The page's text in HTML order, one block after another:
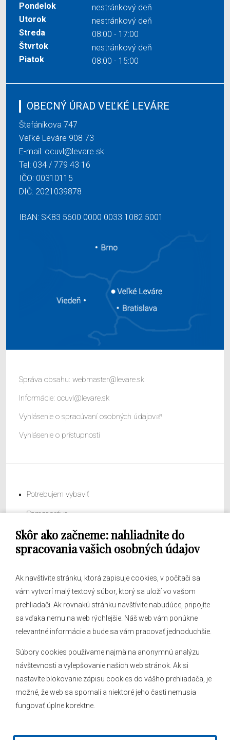
Skôr ako začneme: nahliadnite do
spracovania vašich osobných údajov
Ak navštívite stránku, ktorá zapisuje cookies, v počítači sa
vám vytvorí malý textový súbor, ktorý sa uloží vo vašom
prehliadači. Ak rovnakú stránku navštívite nabudúce, pripojíte
sa vďaka nemu na web rýchlejšie. Náš web vám ponúkne
relevantné informácie a bude sa vám pracovať jednoduchšie.
Súbory cookies používame najmä na anonymnú analýzu
návštevnosti a vylepšovanie našich web stránok. Ak si
nastavíte blokovanie zápisu cookies do vášho prehliadača, je
možné, že web sa spomalí a niektoré jeho časti nemusia
fungovať úplne korektne.
Pondelok
nestránkový deň
Utorok
nestránkový deň
Streda
08:00 - 17:00
Štvrtok
nestránkový deň
Piatok
08:00 - 15:00
OBECNÝ ÚRAD VEĽKÉ LEVÁRE
Štefánikova 747
Veľké Leváre 908 73
E-mail: ocuvl@levare.sk
Tel: 034 / 779 43 16
IČO: 00310115
DIČ: 2021039878
IBAN: SK83 5600 0000 0033 1082 5001
Správa obsahu: webmaster@levare.sk
Informácie: ocuvl@levare.sk
Vyhlásenie o spracúvaní osobných údajov
Vyhlásenie o prístupnosti
Potrebujem vybaviť
Samospráva
Obecný úrad
O obci
Hlásenia obecného rozhlasu
Kontakt
Mapa stránok